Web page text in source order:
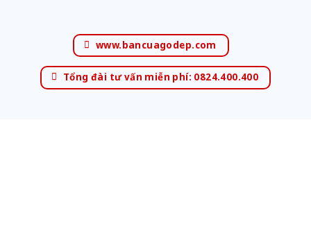
www.bancuagodep.com
Tổng đài tư vấn miễn phí: 0824.400.400